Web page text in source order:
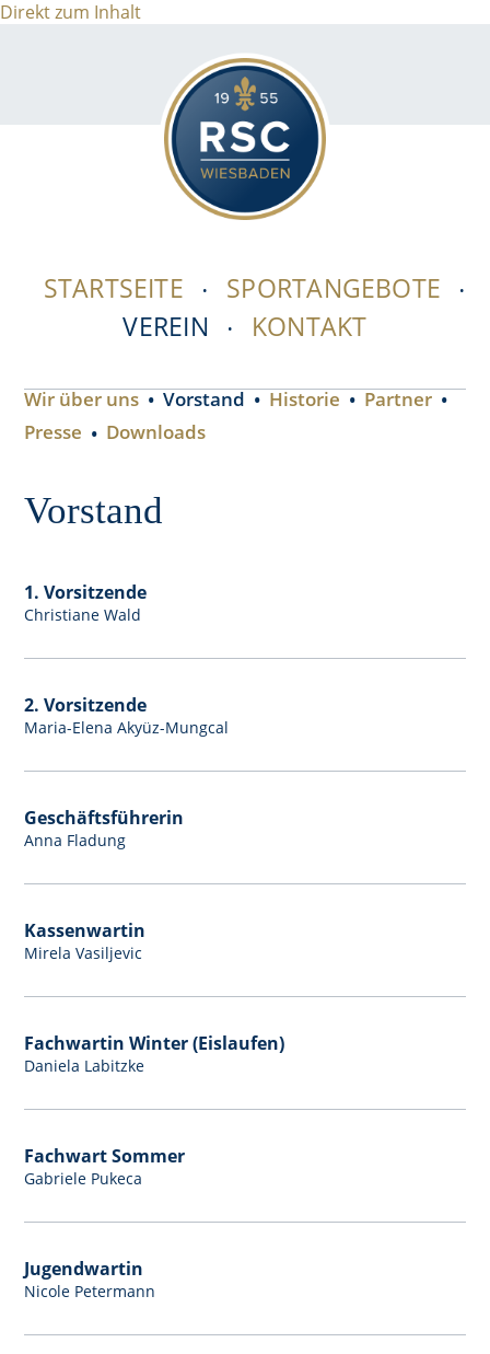
Direkt zum Inhalt
STARTSEITE
SPORTANGEBOTE
VEREIN
KONTAKT
Wir über uns Vorstand Historie
Partner
Presse
Downloads
Vorstand
1. Vorsitzende
Christiane Wald
2. Vorsitzende
Maria-Elena Akyüz-Mungcal
Geschäftsführerin
Anna Fladung
Kassenwartin
Mirela Vasiljevic
Fachwartin Winter (Eislaufen)
Daniela Labitzke
Fachwart Sommer
Gabriele Pukeca
Jugendwartin
Nicole Petermann